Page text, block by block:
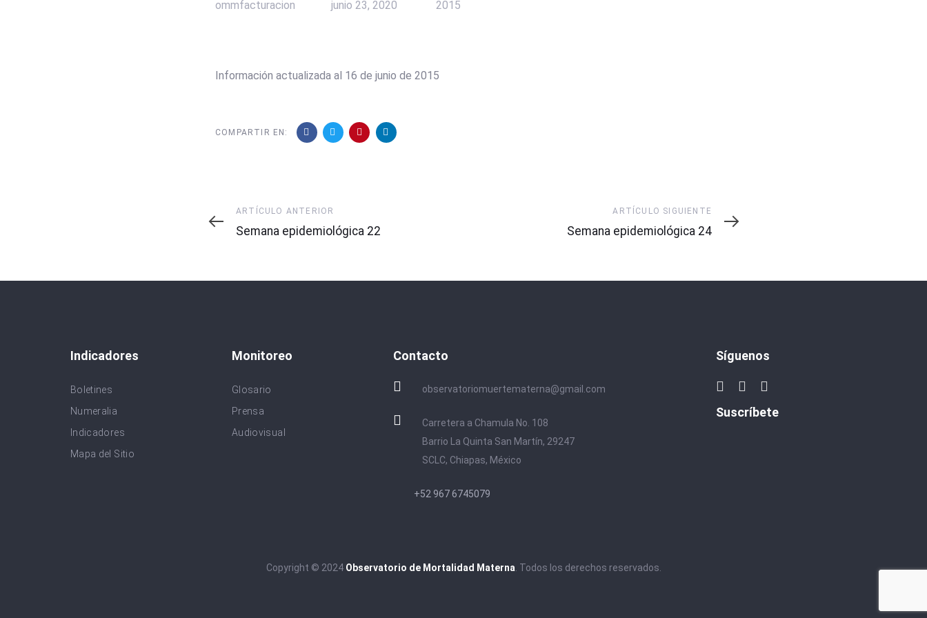
ommfacturacion junio 23, 2020 2015
Información actualizada al 16 de junio de 2015
COMPARTIR EN:
Artículo
Anterior
ARTÍCULO ANTERIOR
Semana epidemiológica 22
Siguiente
ARTÍCULO SIGUIENTE
Semana epidemiológica 24
Indicadores
Boletines
Numeralia
Indicadores
Mapa del Sitio
Monitoreo
Glosario
Prensa
Audiovisual
Contacto
observatoriomuertematerna@gmail.com
Carretera a Chamula No. 108
Barrio La Quinta San Martín, 29247
SCLC, Chiapas, México
+52 967 6745079
Síguenos
Suscríbete
Copyright © 2024 Observatorio de Mortalidad Materna . Todos los derechos reservados.